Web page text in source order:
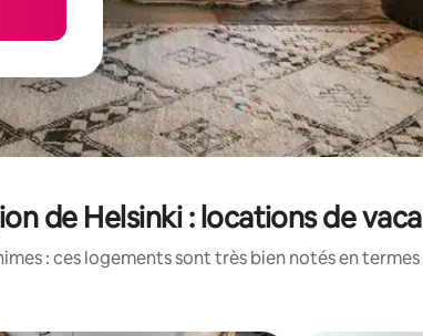
de Helsinki : locations de
: ces logements sont très bien notés en